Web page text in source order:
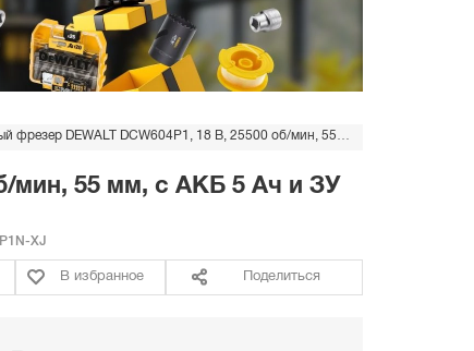
мин, 55 мм, с АКБ 5 Ач и ЗУ
XJ
В избранное Поделиться